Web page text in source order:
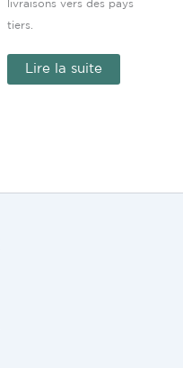
livraisons vers des pays
tiers.
Lire la suite